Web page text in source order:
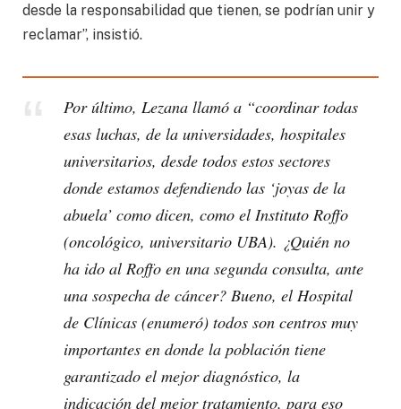
desde la responsabilidad que tienen, se podrían unir y
reclamar”, insistió.
Por último, Lezana llamó a “coordinar todas
esas luchas, de la universidades, hospitales
universitarios, desde todos estos sectores
donde estamos defendiendo las ‘joyas de la
abuela’ como dicen, como el Instituto Roffo
(oncológico, universitario UBA). ¿Quién no
ha ido al Roffo en una segunda consulta, ante
una sospecha de cáncer? Bueno, el Hospital
de Clínicas (enumeró) todos son centros muy
importantes en donde la población tiene
garantizado el mejor diagnóstico, la
indicación del mejor tratamiento, para eso